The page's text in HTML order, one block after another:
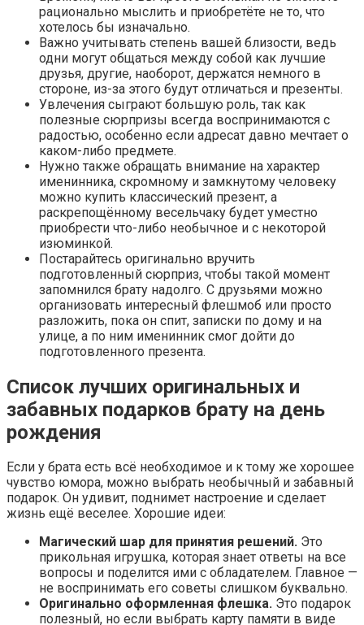
рационально мыслить и приобретёте не то, что
хотелось бы изначально.
Важно учитывать степень вашей близости, ведь
одни могут общаться между собой как лучшие
друзья, другие, наоборот, держатся немного в
стороне, из-за этого будут отличаться и презенты.
Увлечения сыграют большую роль, так как
полезные сюрпризы всегда воспринимаются с
радостью, особенно если адресат давно мечтает о
каком-либо предмете.
Нужно также обращать внимание на характер
именинника, скромному и замкнутому человеку
можно купить классический презент, а
раскрепощённому весельчаку будет уместно
приобрести что-либо необычное и с некоторой
изюминкой.
Постарайтесь оригинально вручить
подготовленный сюрприз, чтобы такой момент
запомнился брату надолго. С друзьями можно
организовать интересный флешмоб или просто
разложить, пока он спит, записки по дому и на
улице, а по ним именинник смог дойти до
подготовленного презента.
Список лучших оригинальных и
забавных подарков брату на день
рождения
Если у брата есть всё необходимое и к тому же хорошее
чувство юмора, можно выбрать необычный и забавный
подарок. Он удивит, поднимет настроение и сделает
жизнь ещё веселее. Хорошие идеи:
Магический шар для принятия решений. Это
прикольная игрушка, которая знает ответы на все
вопросы и поделится ими с обладателем. Главное —
не воспринимать его советы слишком буквально.
Оригинально оформленная флешка. Это подарок
полезный, но если выбрать карту памяти в виде